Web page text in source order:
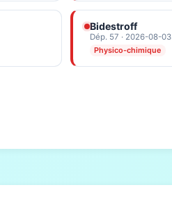
Bidestroff
Dép. 57 · 2026-08-03
Physico-chimique